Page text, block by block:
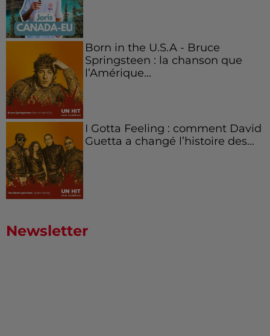
Born in the U.S.A - Bruce
Springsteen : la chanson que
l’Amérique...
I Gotta Feeling : comment David
Guetta a changé l’histoire des...
Newsletter